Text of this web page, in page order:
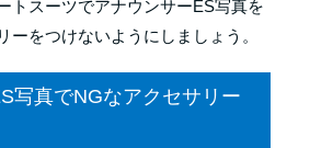
トスーツでアナウンサーES写真を
ーをつけないようにしましょう。
写真でNGなアクセサリー